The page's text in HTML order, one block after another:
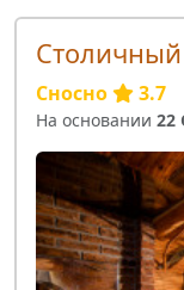
Сносно 3.7
На основании 22